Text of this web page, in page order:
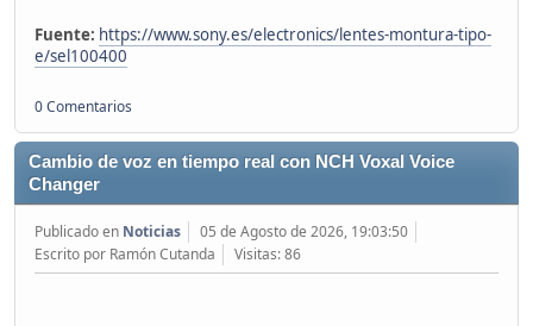
Fuente: https://www.sony.es/electronics/lentes-montura-tipo-
e/sel100400
0 Comentarios
Cambio de voz en tiempo real con NCH Voxal Voice
Changer
Publicado en Noticias
05 de Agosto de 2026, 19:03:50
Escrito por Ramón Cutanda
Visitas: 86